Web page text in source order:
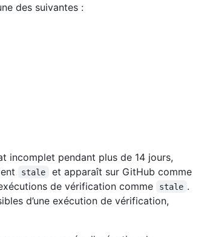
des suivantes :
incomplet pendant plus de 14 jours,
stale
et apparaît sur GitHub comme
de vérification comme stale .
d’une exécution de vérification,